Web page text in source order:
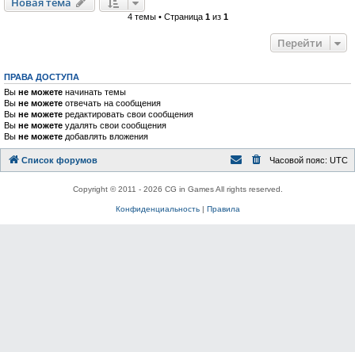
4 темы • Страница 1из 1
Перейти
ПРАВА ДОСТУПА
Вы не можете начинать темы
Вы не можете отвечать на сообщения
Вы не можете редактировать свои сообщения
Вы не можете удалять свои сообщения
Вы не можете добавлять вложения
Список форумов Часовой пояс: UTC
Copyright © 2011 - 2026 CG in Games All rights reserved.
Конфиденциальность| Правила